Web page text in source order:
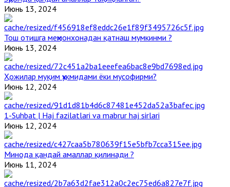
Июнь 13, 2024
Тош отишга меҳмонхонадан қатнаш мумкинми ?
Июнь 13, 2024
Ҳожилар муқим ҳукмидами ёки мусофирми?
Июнь 12, 2024
1-Suhbat | Haj fazilatlari va mabrur haj sirlari
Июнь 12, 2024
Минода қандай амаллар қилинади ?
Июнь 11, 2024